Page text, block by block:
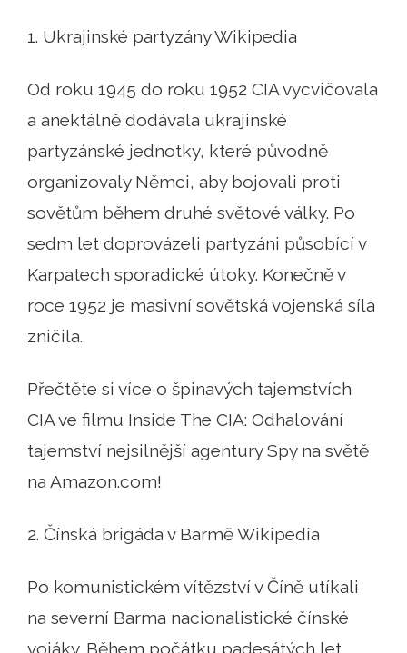
1. Ukrajinské partyzány Wikipedia
Od roku 1945 do roku 1952 CIA vycvičovala
a anektálně dodávala ukrajinské
partyzánské jednotky, které původně
organizovaly Němci, aby bojovali proti
sovětům během druhé světové války. Po
sedm let doprovázeli partyzáni působící v
Karpatech sporadické útoky. Konečně v
roce 1952 je masivní sovětská vojenská síla
zničila.
Přečtěte si více o špinavých tajemstvích
CIA ve filmu Inside The CIA: Odhalování
tajemství nejsilnější agentury Spy na světě
na Amazon.com!
2. Čínská brigáda v Barmě Wikipedia
Po komunistickém vítězství v Číně utíkali
na severní Barma nacionalistické čínské
vojáky. Během počátku padesátých let